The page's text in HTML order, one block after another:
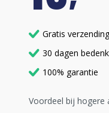
Gratis
30 dagen
100% garantie
Voordeel bij hogere